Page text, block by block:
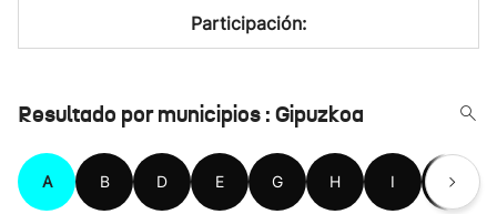
Participación:
Resultado por municipios : Gipuzkoa
A B D E G H I L